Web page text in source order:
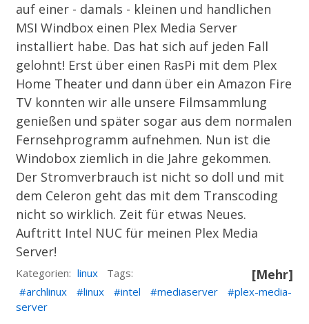
auf einer - damals - kleinen und handlichen
MSI Windbox einen Plex Media Server
installiert habe. Das hat sich auf jeden Fall
gelohnt! Erst über einen RasPi mit dem Plex
Home Theater und dann über einAmazon Fire
TV konnten wir alle unsere Filmsammlung
genießen und später sogar aus dem normalen
Fernsehprogramm aufnehmen. Nun ist die
Windobox ziemlich in die Jahre gekommen.
Der Stromverbrauch ist nicht so doll und mit
dem Celeron geht das mit dem Transcoding
nicht so wirklich. Zeit für etwas Neues.
Auftritt Intel NUC für meinen Plex Media
Server!
[Mehr]
Kategorien: linux
Tags:
archlinux
linux intel mediaserver
plex-media-
server